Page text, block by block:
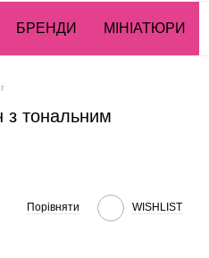
БРЕНДИ МІНІАТЮРИ
з тональним
Порівняти WISHLIST